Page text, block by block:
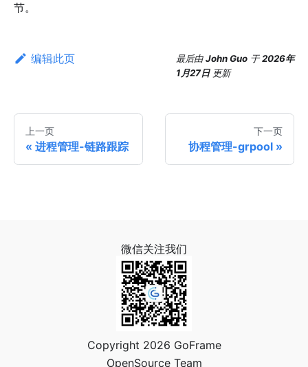
节。
编辑此页 最后由John Guo 于2026年
1月27日 更新
上一页
进程管理-链路跟踪
下一页
协程管理-grpool
微信关注我们
Copyright 2026 GoFrame
OpenSource Team